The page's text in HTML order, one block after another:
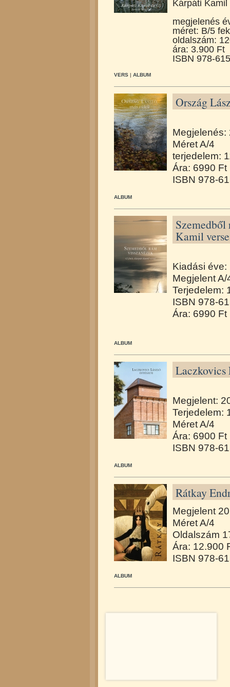
Kárpáti Kamil
megjelenés
méret: B/5
oldalszám:
ára: 3.900 Ft
ISBN 978-
VERS | ALBUM
Ország
Megjelenés:
Méret A/4
terjedelem:
Ára: 6990 Ft
ISBN 978-
ALBUM
Kamil
Kiadási éve:
Megjelent
Terjedelem:
ISBN 978-
Ára: 6990 Ft
ALBUM
Laczkovics
Megjelent:
Terjedelem:
Méret A/4
Ára: 6900 Ft
ISBN 978-
ALBUM
Rátkay
Megjelent
Méret A/4
Oldalszám
Ára: 12.900
ISBN 978-
ALBUM